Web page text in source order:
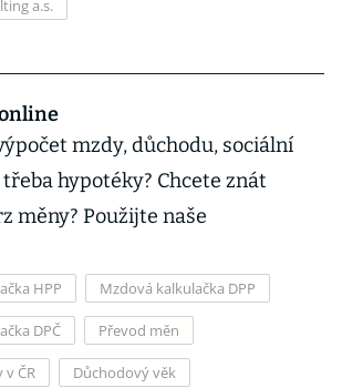
a.s.
mzdy, důchodu, sociální
hypotéky? Chcete znát
měny? Použijte naše
HPP Mzdová kalkulačka DPP
DPČ Převod měn
v ČR Důchodový věk